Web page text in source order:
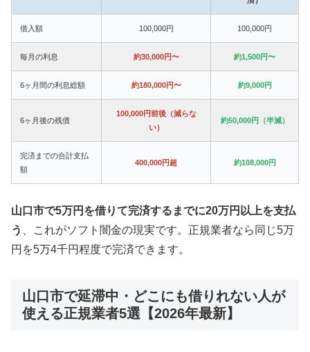
借入額 100,000円 100,000円
毎月の利息 約30,000円〜 約1,500円〜
6ヶ月間の利息総額 約180,000円〜 約9,000円
6ヶ月後の残債
100,000円前後（減らな
い）
約50,000円（半減）
完済までの合計支払
額
400,000円超 約108,000円
山口市で5万円を借りて完済するまでに20万円以上を支払
う
、これがソフト闇金の現実です。正規業者なら同じ5万
円を5万4千円程度で完済できます。
山口市で延滞中・どこにも借りれない人が
使える正規業者5選【2026年最新】